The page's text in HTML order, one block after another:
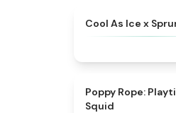
Cool As Ice x
Poppy Rope:
Squid